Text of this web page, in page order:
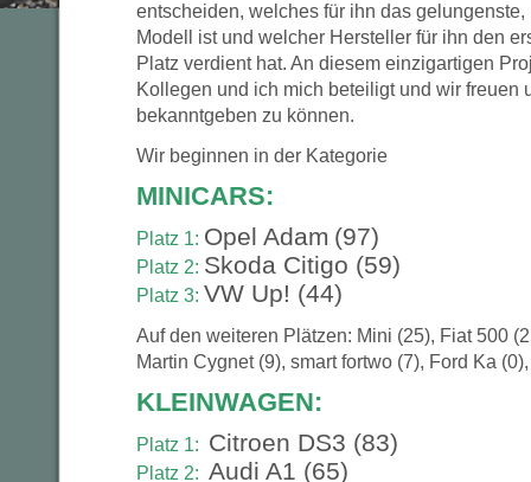
entscheiden, welches für ihn das
Modell ist und welcher Hersteller für ihn den
Platz verdient hat. An diesem einzigartigen
Kollegen und ich mich beteiligt und wir freuen
bekanntgeben zu können.
Wir beginnen in der Kategorie
MINICARS:
Platz 1: Opel Adam (97)
Platz 2: Skoda Citigo (59)
Platz 3: VW Up! (44)
Auf den weiteren Plätzen: Mini (25), Fiat 500
Martin Cygnet (9), smart fortwo (7), Ford Ka
KLEINWAGEN:
Platz 1: Citroen DS3 (83)
Platz 2: Audi A1 (65)